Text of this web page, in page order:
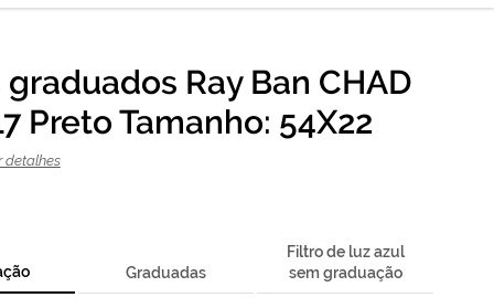
PROCURAR
de ajuda para mudar os teus óculos?
para nós GRÁTIS no número800 114 297
uma
Ray Ban CHAD
Preto Tamanho: 54X22
detalhes
Graduadas
Filtro de luz azul
sem graduação